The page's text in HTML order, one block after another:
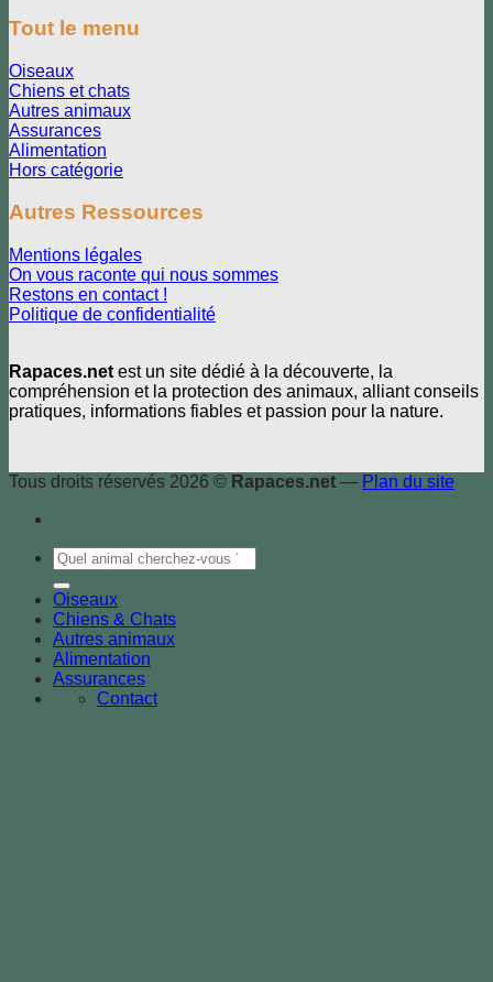
Tout le menu
Oiseaux
Chiens et chats
Autres animaux
Assurances
Alimentation
Hors catégorie
Autres Ressources
Mentions légales
On vous raconte qui nous sommes
Restons en contact !
Politique de confidentialité
Rapaces.net est un site dédié à la découverte, la
compréhension et la protection des animaux, alliant conseils
pratiques, informations fiables et passion pour la nature.
Tous droits réservés 2026 © Rapaces.net — Plan du site
Oiseaux
Chiens & Chats
Autres animaux
Alimentation
Assurances
Contact